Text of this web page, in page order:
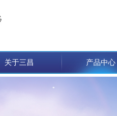
关于三昌 产品中心